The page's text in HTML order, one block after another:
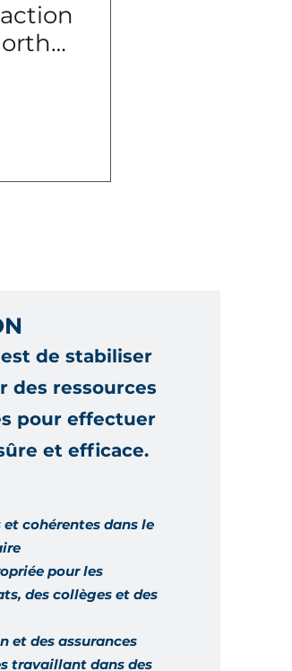
est de stabiliser
des ressources
pour effectuer
et efficace.
et cohérentes dans le
pour les
des collèges et des
et des assurances
travaillant dans des